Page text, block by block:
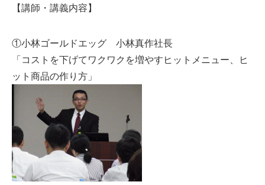
【講師・講義内容】
①小林ゴールドエッグ 小林真作社長
「コストを下げてワクワクを増やすヒットメニュー、ヒ
ッ ト商品の作り方」